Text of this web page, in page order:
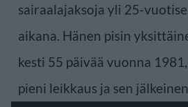
sairaalajaksoja yli 25-
aikana. Hänen pisin
kesti 55 päivää vuonna
pieni leikkaus ja sen